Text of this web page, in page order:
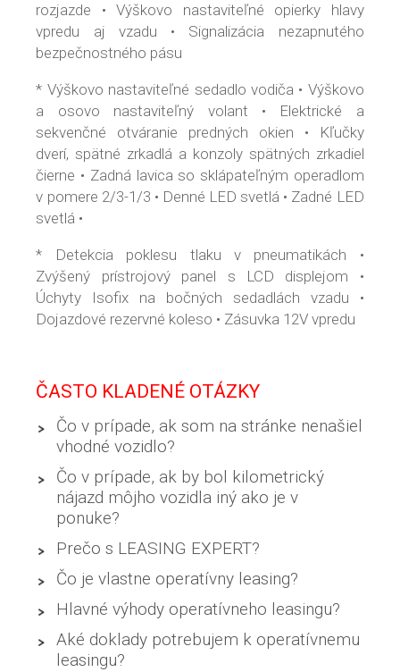
rozjazde • Výškovo nastaviteľné opierky hlavy
vpredu aj vzadu • Signalizácia nezapnutého
bezpečnostného pásu
* Výškovo nastaviteľné sedadlo vodiča • Výškovo
a osovo nastaviteľný volant • Elektrické a
sekvenčné otváranie predných okien • Kľučky
dverí, spätné zrkadlá a konzoly spätných zrkadiel
čierne • Zadná lavica so sklápateľným operadlom
v pomere 2/3-1/3 • Denné LED svetlá • Zadné LED
svetlá •
* Detekcia poklesu tlaku v pneumatikách •
Zvýšený prístrojový panel s LCD displejom •
Úchyty Isofix na bočných sedadlách vzadu •
Dojazdové rezervné koleso • Zásuvka 12V vpredu
ČASTO KLADENÉ OTÁZKY
Čo v prípade, ak som na stránke nenašiel
vhodné vozidlo?
Čo v prípade, ak by bol kilometrický
nájazd môjho vozidla iný ako je v
ponuke?
Prečo s LEASING EXPERT?
Čo je vlastne operatívny leasing?
Hlavné výhody operatívneho leasingu?
Aké doklady potrebujem k operatívnemu
leasingu?